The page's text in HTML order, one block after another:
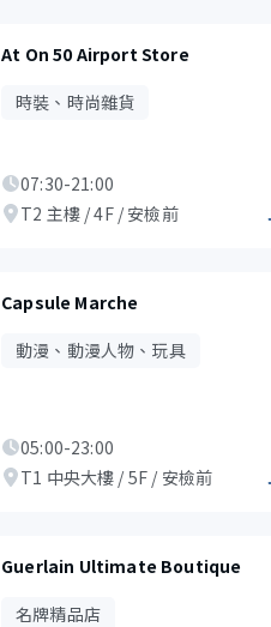
At On 50 Airport Store
時裝、時尚雜貨
07:30-21:00
T2 主樓 / 4F / 安檢前
Capsule Marche
動漫、動漫人物、玩具
05:00-23:00
T1 中央大樓 / 5F / 安檢前
Guerlain Ultimate Boutique
名牌精品店